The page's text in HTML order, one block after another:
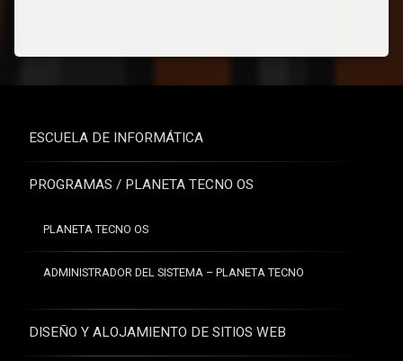
ESCUELA DE INFORMÁTICA
PROGRAMAS / PLANETA TECNO OS
PLANETA TECNO OS
ADMINISTRADOR DEL SISTEMA – PLANETA TECNO
DISEÑO Y ALOJAMIENTO DE SITIOS WEB